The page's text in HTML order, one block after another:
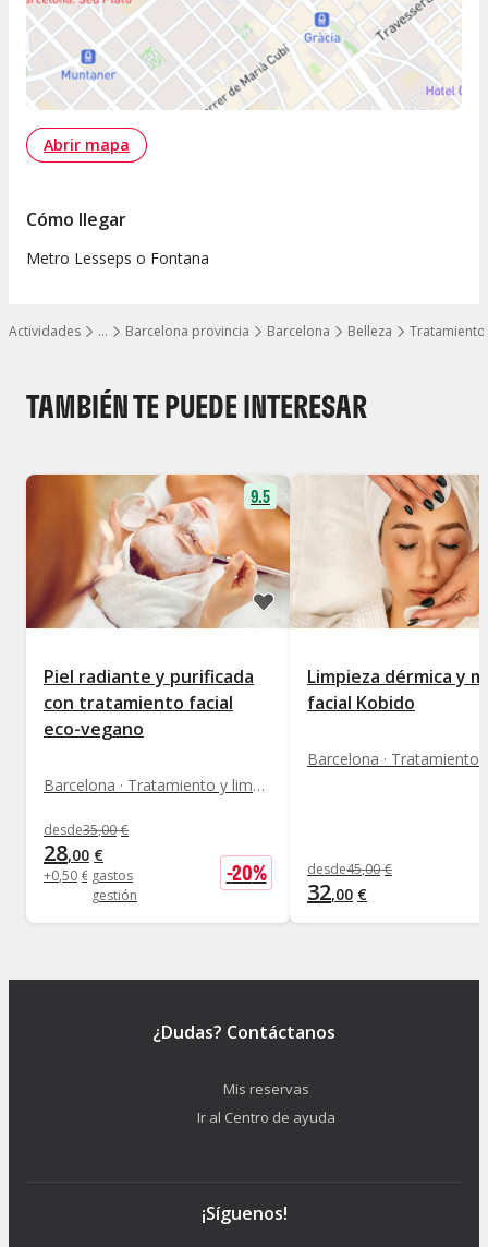
…
Mostrar todos los niveles
Actividades Barcelona provincia Barcelona Belleza
Abrir mapa
Cómo llegar
Metro Lesseps o Fontana
TAMBIÉN TE PUEDE INTERESAR
9.5
Piel radiante y purificada
con tratamiento facial
eco-vegano
Barcelona · Tratamiento y limpieza facial
desde35,00 €
28,00 €
+0,50 € gastos
gestión
-20%
Limpieza dérmica y
facial Kobido
desde45,00 €
32,00 €
¿Dudas? Contáctanos
Mis reservas
Ir al Centro de ayuda
¡Síguenos!